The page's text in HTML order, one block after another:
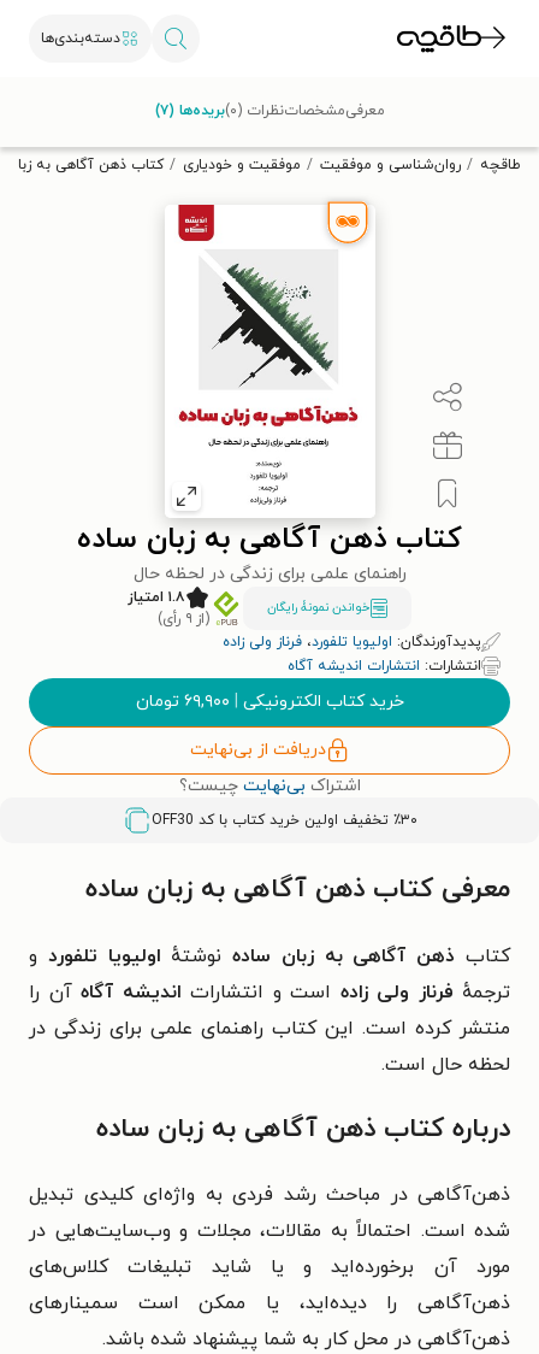
دسته‌بندی‌ها
تخفیف از طاقچه دریافت کن.
طاقچه روان‌شناسی و موفقیت موفقیت و خودیاری کتاب ذهن آگاهی به زبان
کتاب ذهن آگاهی به زبان ساده
راهنمای علمی برای زندگی در لحظه حال
خواندن نمونۀ رایگان
۱.۸ امتیاز
(از ۹ رأی)
پدیدآورندگان: اولیویا تلفورد، فرناز ولی زاده
انتشارات: انتشارات اندیشه آگاه
خرید کتاب الکترونیکی | ۶۹,۹۰۰ تومان
دریافت از بی‌نهایت
اشتراک بی‌نهایت چیست؟
٪۳۰ تخفیف اولین خرید کتاب با کد OFF30
معرفیمشخصاتنظرات (۰) بریده‌ها (۷)
معرفی کتاب ذهن آگاهی به زبان ساده
کتاب ذهن آگاهی به زبان سادهنوشتهٔ اولیویا تلفورد و
ترجمهٔ فرناز ولی زاده است و انتشارات اندیشه آگاه آن را
منتشر کرده است. این کتاب راهنمای علمی برای زندگی در
لحظه حال است.
دربارهکتاب ذهن آگاهی به زبان ساده
ذهن‌آگاهی در مباحث رشد فردی به واژه‌ای کلیدی تبدیل
شده است. احتمالاً به مقالات، مجلات و وب‌سایت‌هایی در
مورد آن برخورده‌اید و یا شاید تبلیغات کلاس‌های
ذهن‌آگاهی را دیده‌اید، یا ممکن است سمینارهای
ذهن‌آگاهی در محل کار به شما پیشنهاد شده باشد.